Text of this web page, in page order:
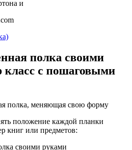
полка своими
класс с пошаговыми
полка, меняющая свою форму
положение каждой планки
книг или предметов: